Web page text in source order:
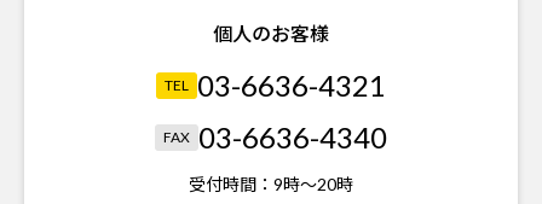
個人のお客様
TEL 03-6636-4321
FAX 03-6636-4340
受付時間： 9時～20時